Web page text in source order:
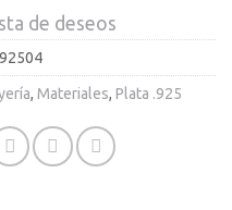
de deseos
, Materiales, Plata .925